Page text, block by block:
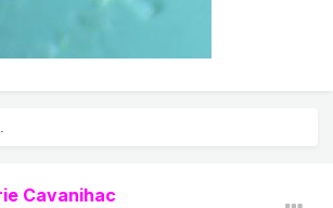
Cavanihac